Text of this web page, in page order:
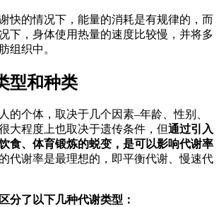
快的情况下，能量的消耗是有规律的，而
下，身体使用热量的速度比较慢，并将多
组织中。
型和种类
的个体，取决于几个因素–年龄、性别、
大程度上也取决于遗传条件，但通过引入
食、体育锻炼的蜕变，是可以影响代谢率
代谢率是最理想的，即平衡代谢、慢速代
分了以下几种代谢类型：